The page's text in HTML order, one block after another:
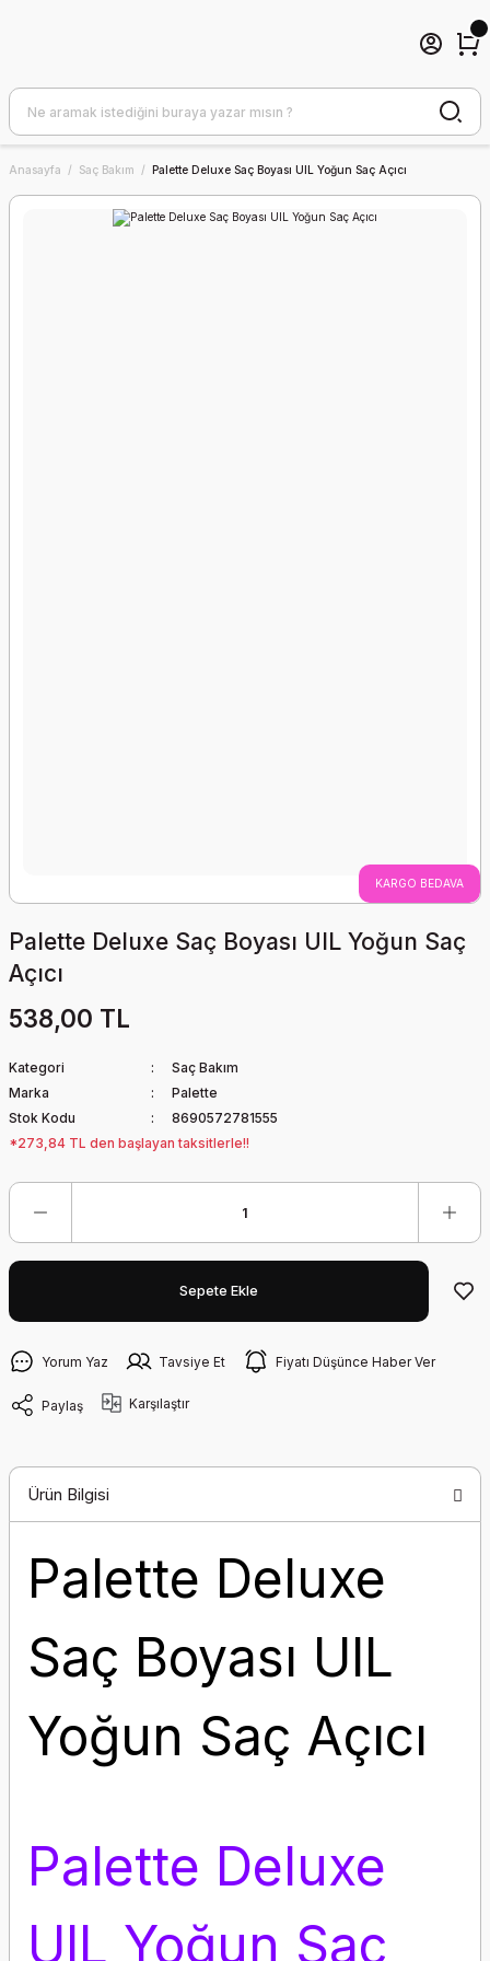
Anasayfa Saç Bakım Palette Deluxe Saç Boyası UIL Yoğun Saç Açıcı
KARGO BEDAVA
Palette Deluxe Saç Boyası UIL Yoğun Saç
Açıcı
538,00 TL
Kategori
Saç Bakım
Marka
Palette
Stok Kodu
8690572781555
*273,84 TL den başlayan taksitlerle!!
Sepete Ekle
Yorum Yaz Tavsiye Et Fiyatı Düşünce Haber Ver
Paylaş Karşılaştır
Ürün Bilgisi
Palette Deluxe
Saç Boyası UIL
Yoğun Saç Açıcı
Palette Deluxe
UIL Yoğun Saç